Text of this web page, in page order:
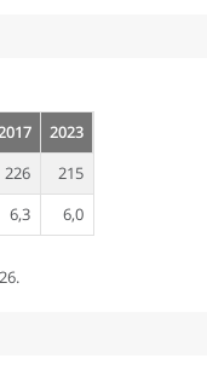
2023
226
215
6,3
6,0